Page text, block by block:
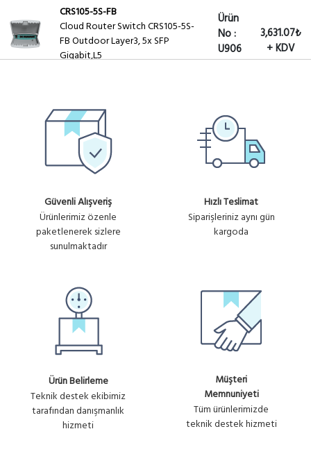
CRS105-5S-FB
Cloud Router Switch CRS105-5S-
FB Outdoor Layer3, 5x SFP
Gigabit,L5
Ürün
No :
U906
3,631.07₺
+ KDV
Güvenli Alışveriş
Ürünlerimiz özenle
paketlenerek sizlere
sunulmaktadır
Hızlı Teslimat
Siparişleriniz aynı gün
kargoda
Ürün Belirleme
Teknik destek ekibimiz
tarafından danışmanlık
hizmeti
Müşteri
Memnuniyeti
Tüm ürünlerimizde
teknik destek hizmeti